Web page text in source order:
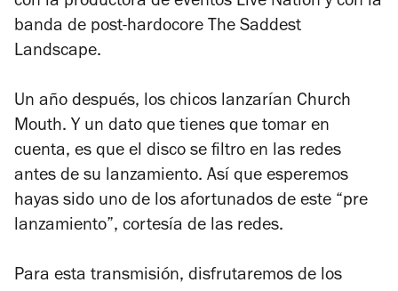
banda de post-hardocore The Saddest
Landscape.
Un año después, los chicos lanzarían Church
Mouth. Y un dato que tienes que tomar en
cuenta, es que el disco se filtro en las redes
antes de su lanzamiento. Así que esperemos
hayas sido uno de los afortunados de este “pre
lanzamiento”, cortesía de las redes.
Para esta transmisión, disfrutaremos de los